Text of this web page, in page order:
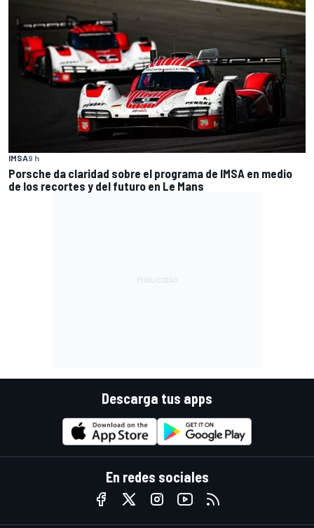
IMSA9 h
Porsche da claridad sobre el programa de IMSA en medio
de los recortes y del futuro en Le Mans
Descarga tus apps
En redes sociales